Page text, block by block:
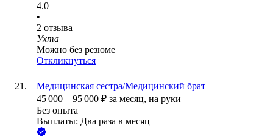
4.0
•
2 отзыва
Ухта
Можно без резюме
Откликнуться
Медицинская сестра/Медицинский брат
45 000 – 95 000 ₽ за месяц, на руки
Без опыта
Выплаты: Два раза в месяц